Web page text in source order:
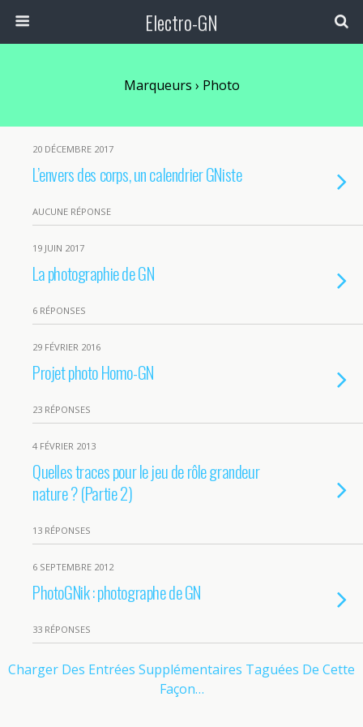
Electro-GN
Marqueurs › Photo
20 DÉCEMBRE 2017
L’envers des corps, un calendrier GNiste
AUCUNE RÉPONSE
19 JUIN 2017
La photographie de GN
6 RÉPONSES
29 FÉVRIER 2016
Projet photo Homo-GN
23 RÉPONSES
4 FÉVRIER 2013
Quelles traces pour le jeu de rôle grandeur
nature ? (Partie 2)
13 RÉPONSES
6 SEPTEMBRE 2012
PhotoGNik : photographe de GN
33 RÉPONSES
Charger Des Entrées Supplémentaires Taguées De Cette
Façon…